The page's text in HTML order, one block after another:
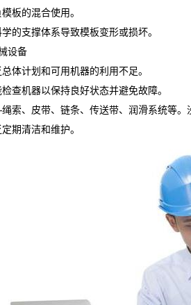
板的混合使用。
的支撑体系导致模板变形或损坏。
设备
体计划和可用机器的利用不足。
查机器以保持良好状态并避免故障。
索、皮带、链条、传送带、润滑系统等。
期清洁和维护。